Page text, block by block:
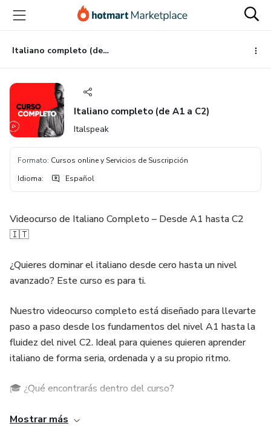
principal
página
de
página
Italiano completo (de A1 a C2)
Italiano completo (de A1 a C2)
Italspeak
Formato: Cursos online y Servicios de Suscripción
Idioma: Español
Videocurso de Italiano Completo – Desde A1 hasta C2
🇮🇹
¿Quieres dominar el italiano desde cero hasta un nivel
avanzado? Este curso es para ti.
Nuestro videocurso completo está diseñado para llevarte
paso a paso desde los fundamentos del nivel A1 hasta la
fluidez del nivel C2. Ideal para quienes quieren aprender
italiano de forma seria, ordenada y a su propio ritmo.
🎓 ¿Qué encontrarás dentro del curso?
✔️ Explicaciones claras y progresivas, en español, para
Mostrar más